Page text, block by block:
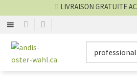
Aller
à
Aller
au
LIVRAISON GRATUITE
ANDIS